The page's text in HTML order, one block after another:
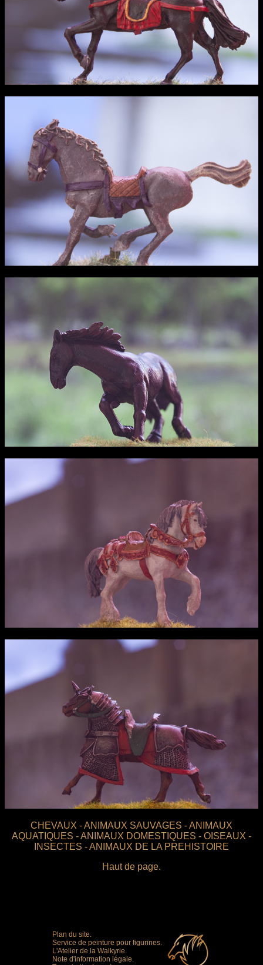
CHEVAUX -ANIMAUX SAUVAGES -ANIMAUX
AQUATIQUES -ANIMAUX DOMESTIQUES - OISEAUX -
INSECTES -ANIMAUX DE LA PREHISTOIRE
Haut de page.
Plan du site.
Service de peinture pour figurines.
L'Atelier de la Walkyrie.
Note d'information légale.